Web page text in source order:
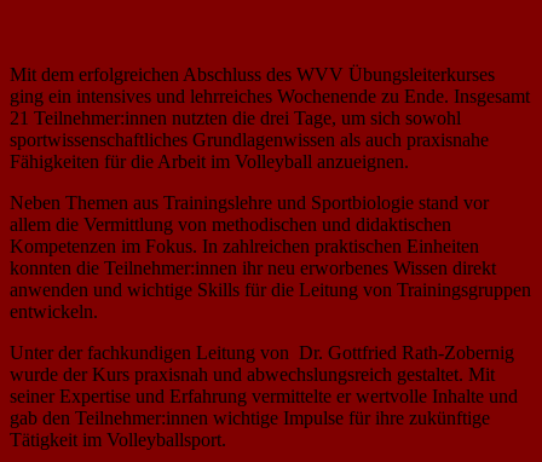
Mit dem erfolgreichen Abschluss des WVV Übungsleiterkurses
ging ein intensives und lehrreiches Wochenende zu Ende. Insgesamt
21 Teilnehmer:innen nutzten die drei Tage, um sich sowohl
sportwissenschaftliches Grundlagenwissen als auch praxisnahe
Fähigkeiten für die Arbeit im Volleyball anzueignen.
Neben Themen aus Trainingslehre und Sportbiologie stand vor
allem die Vermittlung von methodischen und didaktischen
Kompetenzen im Fokus. In zahlreichen praktischen Einheiten
konnten die Teilnehmer:innen ihr neu erworbenes Wissen direkt
anwenden und wichtige Skills für die Leitung von Trainingsgruppen
entwickeln.
Unter der fachkundigen Leitung von Dr. Gottfried Rath-Zobernig
wurde der Kurs praxisnah und abwechslungsreich gestaltet. Mit
seiner Expertise und Erfahrung vermittelte er wertvolle Inhalte und
gab den Teilnehmer:innen wichtige Impulse für ihre zukünftige
Tätigkeit im Volleyballsport.